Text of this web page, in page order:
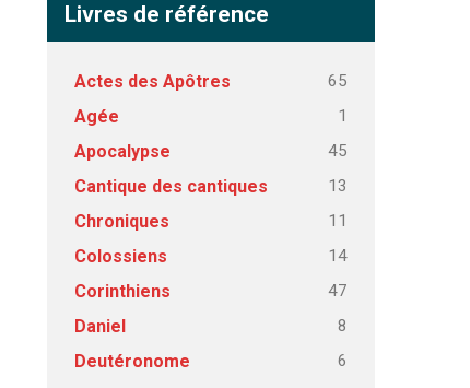
Livres de référence
Actes des Apôtres 65
Agée 1
Apocalypse 45
Cantique des cantiques 13
Chroniques 11
Colossiens 14
Corinthiens 47
Daniel 8
Deutéronome 6